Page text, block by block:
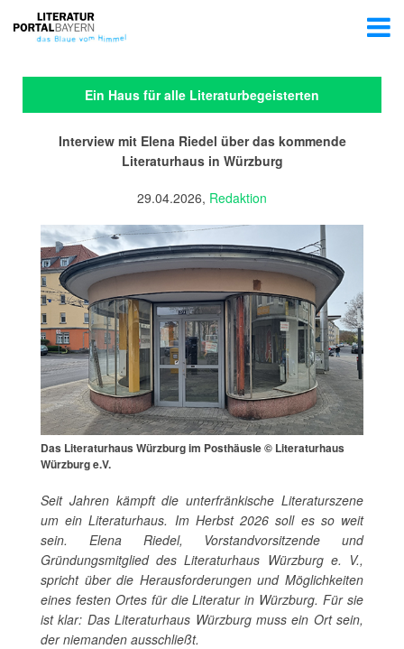
Ein Haus für alle Literaturbegeisterten
Interview mit Elena Riedel über das kommende
Literaturhaus in Würzburg
29.04.2026, Redaktion
Das Literaturhaus Würzburg im Posthäusle © Literaturhaus
Würzburg e.V.
Seit Jahren kämpft die unterfränkische Literaturszene
um ein Literaturhaus. Im Herbst 2026 soll es so weit
sein. Elena Riedel, Vorstandvorsitzende und
Gründungsmitglied des Literaturhaus Würzburg e. V.,
spricht über die Herausforderungen und Möglichkeiten
eines festen Ortes für die Literatur in Würzburg. Für sie
ist klar: Das Literaturhaus Würzburg muss ein Ort sein,
der niemanden ausschließt.